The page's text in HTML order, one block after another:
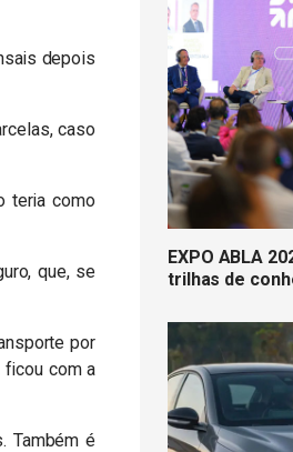
depois
caso
teria como
que, se
por
ficou com a
Também é
EXPO ABLA
trilhas de